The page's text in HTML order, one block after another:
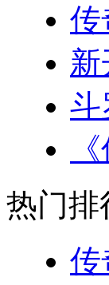
传
斗
热门排
传